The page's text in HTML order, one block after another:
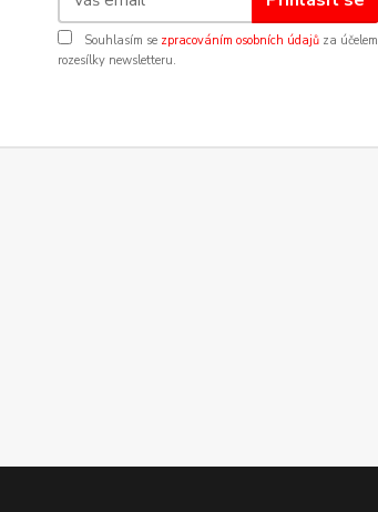
Souhlasím se zpracováním osobních údajů za účelem
rozesílky newsletteru.